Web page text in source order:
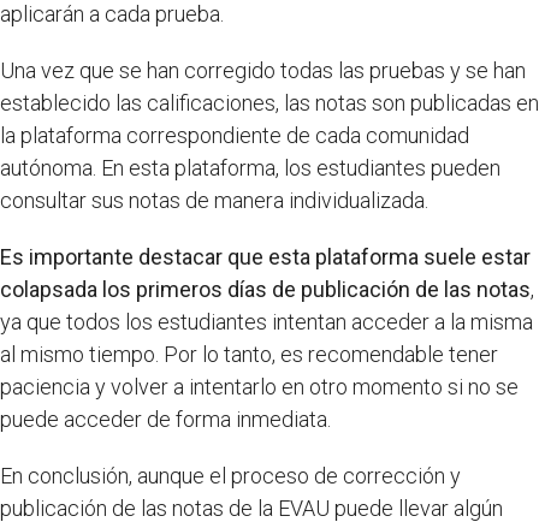
aplicarán a cada prueba.
Una vez que se han corregido todas las pruebas y se han
establecido las calificaciones, las notas son publicadas en
la plataforma correspondiente de cada comunidad
autónoma. En esta plataforma, los estudiantes pueden
consultar sus notas de manera individualizada.
Es importante destacar que esta plataforma suele estar
colapsada los primeros días de publicación de las notas,
ya que todos los estudiantes intentan acceder a la misma
al mismo tiempo. Por lo tanto, es recomendable tener
paciencia y volver a intentarlo en otro momento si no se
puede acceder de forma inmediata.
En conclusión, aunque el proceso de corrección y
publicación de las notas de la EVAU puede llevar algún